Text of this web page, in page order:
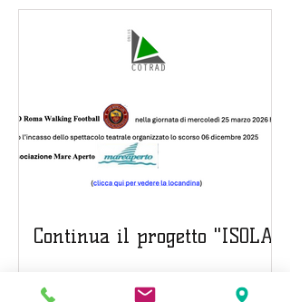
Continua il progetto "ISOLA"